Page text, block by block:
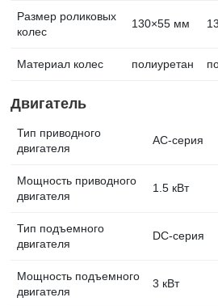
Размер роликовых
колес
130×55 мм
Материал колес полиуретан
Двигатель
Тип приводного
двигателя
AC-серия
Мощность приводного
двигателя
1.5 кВт
Тип подъемного
двигателя
DC-серия
Мощность подъемного
двигателя
3 кВт